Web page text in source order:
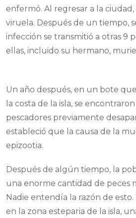
enfermó. Al regresar a la
viruela. Después de un tiempo,
infección se transmitió a otras 9
ellas, incluido su hermano,
Un año después, en un bote
la costa de la isla, se
pescadores previamente
estableció que la causa de la
epizootia.
Después de algún tiempo, la
una enorme cantidad de peces
Nadie entendía la razón de esto.
en la zona esteparia de la isla,